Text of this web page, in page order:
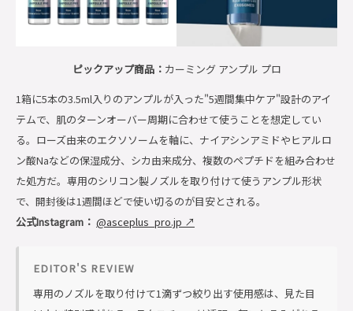
ピックアップ商品： カーミング アンプル プロ
1箱に5本の3.5ml入りのアンプルが入った"5週間集中ケア"設計のアイ
テムで、肌のターンオーバー周期に合わせて使うことを想定してい
る。ローズ由来のエクソソームを軸に、ナイアシンアミドやヒアルロ
ン酸Naなどの保湿成分、シカ由来成分、複数のペプチドを組み合わせ
た処方だ。専用のシリコン製ノズルを取り付けて使うアンプル形状
で、開封後は1週間ほどで使い切るのが目安とされる。
公式Instagram： @asceplus_pro.jp ↗
EDITOR'S REVIEW
専用のノズルを取り付けて1滴ずつ絞り出す使用感は、見た目